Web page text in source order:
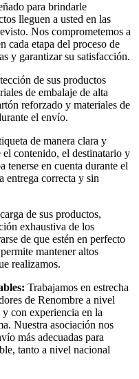
para brindarle
lleguen a usted en las
Nos comprometemos a
cada etapa del proceso de
y garantizar su satisfacción.
de sus productos
de embalaje de alta
reforzado y materiales de
el envío.
de manera clara y
contenido, el destinatario y
tenerse en cuenta durante el
entrega correcta y sin
de sus productos,
exhaustiva de los
de que estén en perfecto
mantener altos
realizamos.
Trabajamos en estrecha
de Renombre a nivel
con experiencia en la
Nuestra asociación nos
más adecuadas para
tanto a nivel nacional